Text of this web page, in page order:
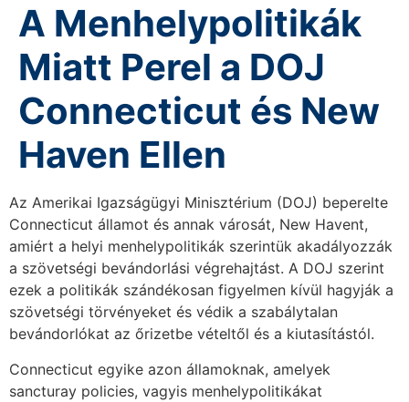
A Menhelypolitikák
Miatt Perel a DOJ
Connecticut és New
Haven Ellen
Az Amerikai Igazságügyi Minisztérium (DOJ) beperelte
Connecticut államot és annak városát, New Havent,
amiért a helyi menhelypolitikák szerintük akadályozzák
a szövetségi bevándorlási végrehajtást. A DOJ szerint
ezek a politikák szándékosan figyelmen kívül hagyják a
szövetségi törvényeket és védik a szabálytalan
bevándorlókat az őrizetbe vételtől és a kiutasítástól.
Connecticut egyike azon államoknak, amelyek
sancturay policies, vagyis menhelypolitikákat